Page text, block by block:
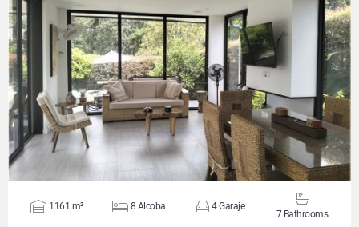
VIEW DETAILS
1161 m² 8 Alcoba 4 Garaje
7 Bathrooms